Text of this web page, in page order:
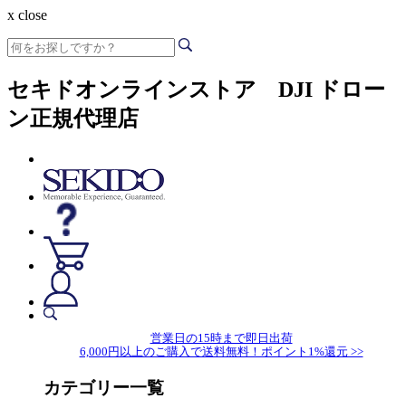
x close
セキドオンラインストア DJI ドロー
ン正規代理店
営業日の15時まで即日出荷
6,000円以上のご購入で送料無料！ポイント1%還元 >>
カテゴリー一覧